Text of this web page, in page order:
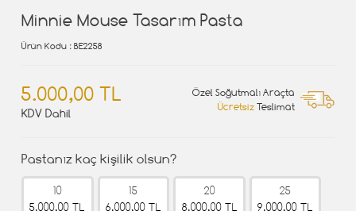
Minnie Mouse Tasarım Pasta
Ürün Kodu : BE2258
5.000,00 TL
KDV Dahil
Özel Soğutmalı Araçta
Ücretsiz Teslimat
Pastanız kaç kişilik olsun?
10
5.000,00 TL
15
6.000,00 TL
20
8.000,00 TL
25
9.000,00 TL